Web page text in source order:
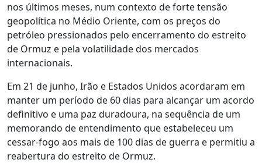
nos últimos meses, num contexto de forte tensão
geopolítica no Médio Oriente, com os preços do
petróleo pressionados pelo encerramento do estreito
de Ormuz e pela volatilidade dos mercados
internacionais.
Em 21 de junho, Irão e Estados Unidos acordaram em
manter um período de 60 dias para alcançar um acordo
definitivo e uma paz duradoura, na sequência de um
memorando de entendimento que estabeleceu um
cessar-fogo aos mais de 100 dias de guerra e permitiu a
reabertura do estreito de Ormuz.